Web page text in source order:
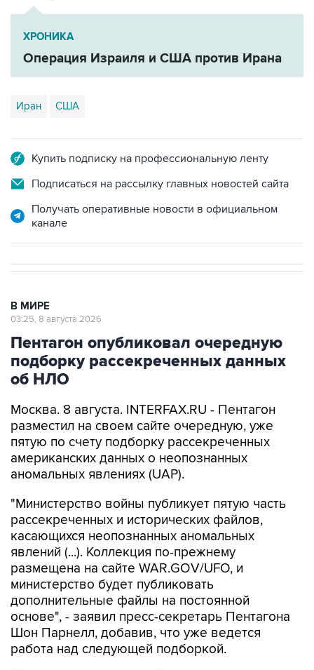
ХРОНИКА
Операция Израиля и США против Ирана
Иран США
Купить подписку на профессиональную ленту
Подписаться на рассылку главных новостей сайта
Получать оперативные новости в официальном
канале
В МИРЕ
03:25, 8 августа 2026
Пентагон опубликовал очередную
подборку рассекреченных данных
об НЛО
Москва. 8 августа. INTERFAX.RU - Пентагон
разместил на своем сайте очередную, уже
пятую по счету подборку рассекреченных
американских данных о неопознанных
аномальных явлениях (UAP).
"Министерство войны публикует пятую часть
рассекреченных и исторических файлов,
касающихся неопознанных аномальных
явлений (...). Коллекция по-прежнему
размещена на сайте WAR.GOV/UFO, и
министерство будет публиковать
дополнительные файлы на постоянной
основе", - заявил пресс-секретарь Пентагона
Шон Парнелл, добавив, что уже ведется
работа над следующей подборкой.